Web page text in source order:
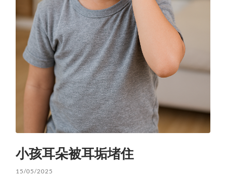
小孩耳朵被耳垢堵住
15/05/2025